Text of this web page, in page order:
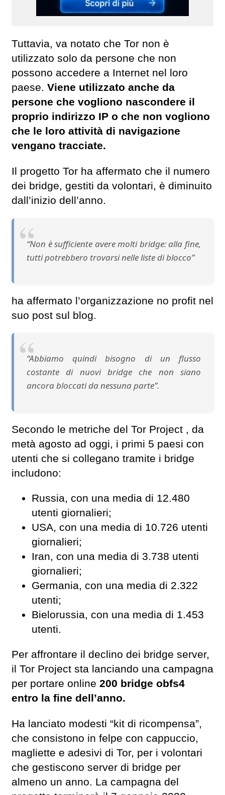
Tuttavia, va notato che Tor non è
utilizzato solo da persone che non
possono accedere a Internet nel loro
paese. Viene utilizzato anche da
persone che vogliono nascondere il
proprio indirizzo IP o che non vogliono
che le loro attività di navigazione
vengano tracciate.
Il progetto Tor ha affermato che il numero
dei bridge, gestiti da volontari, è diminuito
dall’inizio dell’anno.
“Non è sufficiente avere molti bridge: alla fine,
tutti potrebbero trovarsi nelle liste di blocco”
ha affermato l’organizzazione no profit nel
suo post sul blog.
“Abbiamo quindi bisogno di un flusso
costante di nuovi bridge che non siano
ancora bloccati da nessuna parte”.
Secondo le metriche del Tor Project , da
metà agosto ad oggi, i primi 5 paesi con
utenti che si collegano tramite i bridge
includono:
Russia, con una media di 12.480
utenti giornalieri;
USA, con una media di 10.726 utenti
giornalieri;
Iran, con una media di 3.738 utenti
giornalieri;
Germania, con una media di 2.322
utenti;
Bielorussia, con una media di 1.453
utenti.
Per affrontare il declino dei bridge server,
il Tor Project sta lanciando una campagna
per portare online 200 bridge obfs4
entro la fine dell’anno.
Ha lanciato modesti “kit di ricompensa”,
che consistono in felpe con cappuccio,
magliette e adesivi di Tor, per i volontari
che gestiscono server di bridge per
almeno un anno. La campagna del